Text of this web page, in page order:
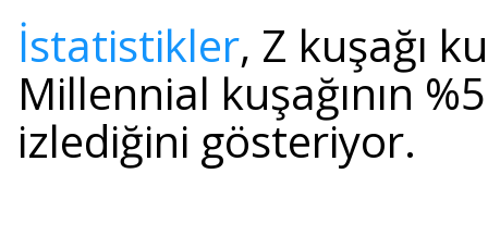
İstatistikler, Z kuşağı
Millennial kuşağının
izlediğini gösteriyor.